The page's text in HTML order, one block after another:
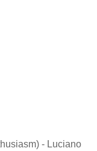
- Luciano